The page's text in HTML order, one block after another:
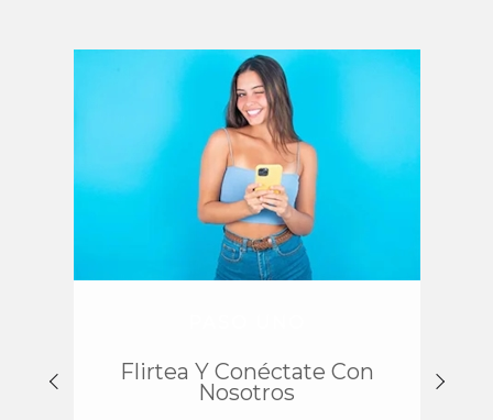
Flirtea Y Conéctate Con
Nosotros